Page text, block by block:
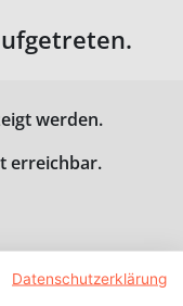
werden.
erreichbar.
Datenschutzerklärung